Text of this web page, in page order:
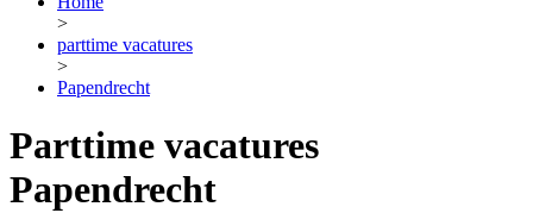
>
parttime vacatures
>
Papendrecht
Parttime vacatures
Papendrecht